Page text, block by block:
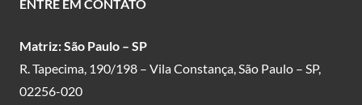
ENTRE EM CONTATO
Matriz: São Paulo – SP
R. Tapecima, 190/198 – Vila Constança, São Paulo – SP,
02256-020